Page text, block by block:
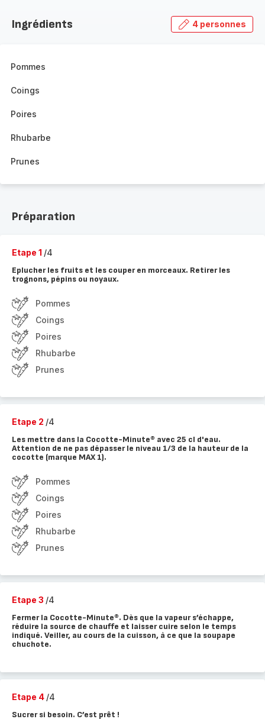
Ingrédients 4 personnes
Pommes
Coings
Poires
Rhubarbe
Prunes
Préparation
Etape 1 /4
Eplucher les fruits et les couper en morceaux. Retirer les
trognons, pépins ou noyaux.
Pommes
Coings
Poires
Rhubarbe
Prunes
Etape 2 /4
Les mettre dans la Cocotte-Minute® avec 25 cl d'eau.
Attention de ne pas dépasser le niveau 1/3 de la hauteur de la
cocotte (marque MAX 1).
Pommes
Coings
Poires
Rhubarbe
Prunes
Etape 3 /4
Fermer la Cocotte-Minute®. Dès que la vapeur s’échappe,
réduire la source de chauffe et laisser cuire selon le temps
indiqué. Veiller, au cours de la cuisson, à ce que la soupape
chuchote.
Etape 4 /4
Sucrer si besoin. C’est prêt !